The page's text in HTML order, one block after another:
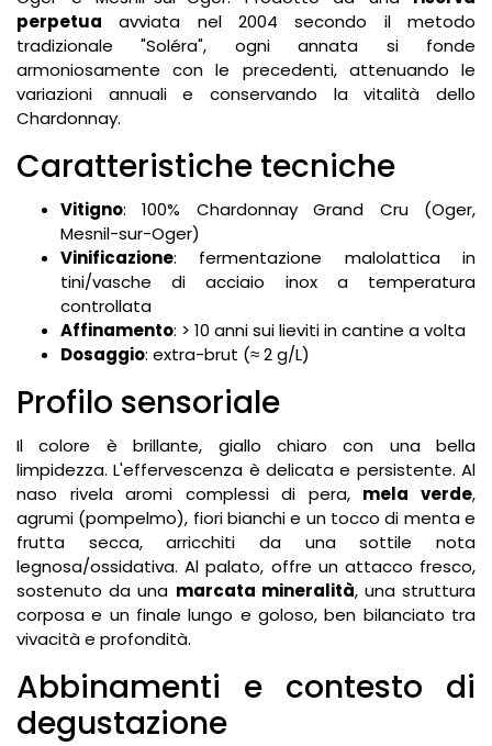
perpetua avviata nel 2004 secondo il metodo
tradizionale "Soléra", ogni annata si fonde
armoniosamente con le precedenti, attenuando le
variazioni annuali e conservando la vitalità dello
Chardonnay.
Caratteristiche tecniche
Vitigno: 100% Chardonnay Grand Cru (Oger,
Mesnil-sur-Oger)
Vinificazione: fermentazione malolattica in
tini/vasche di acciaio inox a temperatura
controllata
Affinamento: > 10 anni sui lieviti in cantine a volta
Dosaggio: extra-brut (≈ 2 g/L)
Profilo sensoriale
Il colore è brillante, giallo chiaro con una bella
limpidezza. L'effervescenza è delicata e persistente. Al
naso rivela aromi complessi di pera, mela verde,
agrumi (pompelmo), fiori bianchi e un tocco di menta e
frutta secca, arricchiti da una sottile nota
legnosa/ossidativa. Al palato, offre un attacco fresco,
sostenuto da una marcata mineralità, una struttura
corposa e un finale lungo e goloso, ben bilanciato tra
vivacità e profondità.
Abbinamenti e contesto di
degustazione